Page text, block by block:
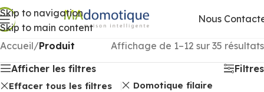
Skip to navigation
Skip to main content
Nous
Accueil/Produit
Affichage de 1–12 sur 35 résultats
Afficher les filtres
Filtres
Effacer tous les filtres Domotique filaire